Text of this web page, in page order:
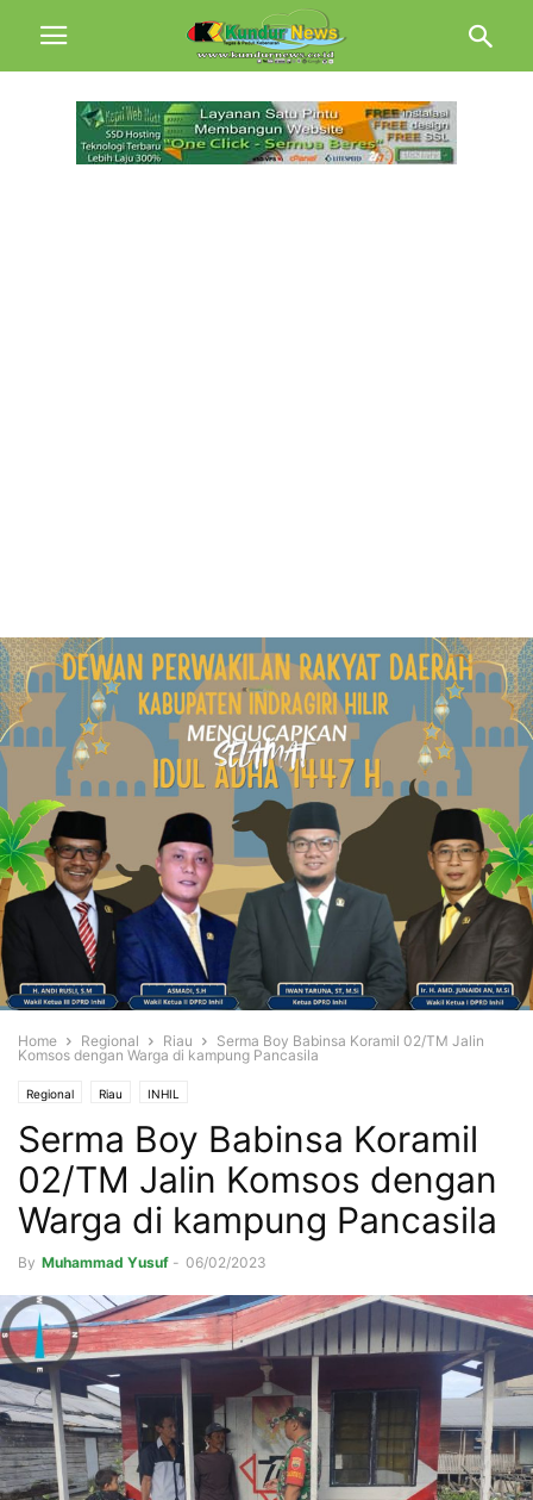
Home Regional Riau
Serma Boy Babinsa Koramil 02/TM Jalin
Komsos dengan Warga di kampung Pancasila
Regional Riau INHIL
Serma Boy Babinsa Koramil
02/TM Jalin Komsos dengan
Warga di kampung Pancasila
By Muhammad Yusuf - 06/02/2023